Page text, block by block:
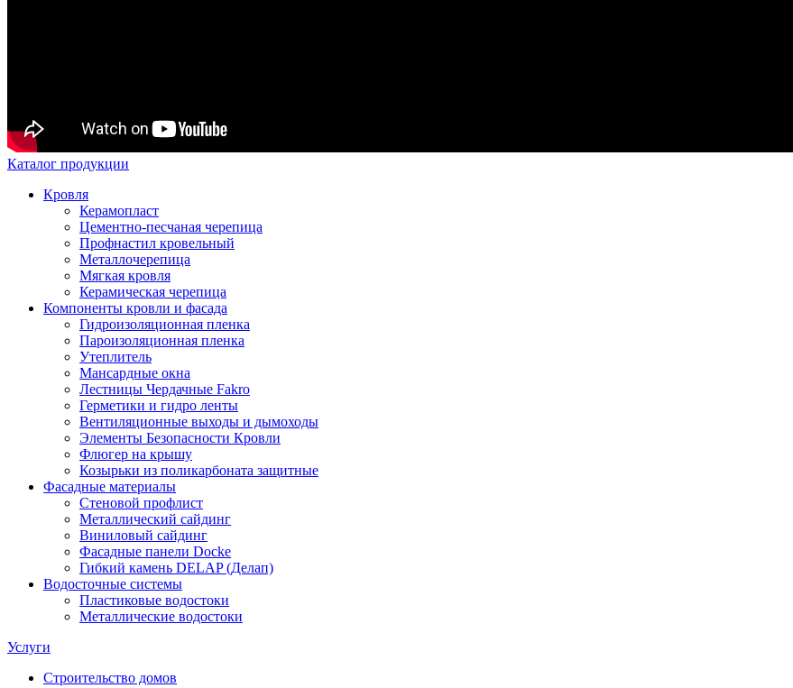
Каталог продукции
Кровля
Керамопласт
Цементно-песчаная черепица
Профнастил кровельный
Металлочерепица
Мягкая кровля
Керамическая черепица
Компоненты кровли и фасада
Гидроизоляционная пленка
Пароизоляционная пленка
Утеплитель
Мансардные окна
Лестницы Чердачные Fakro
Герметики и гидро ленты
Вентиляционные выходы и дымоходы
Элементы Безопасности Кровли
Флюгер на крышу
Козырьки из поликарбоната защитные
Фасадные материалы
Стеновой профлист
Металлический сайдинг
Виниловый сайдинг
Фасадные панели Docke
Гибкий камень DELAP (Делап)
Водосточные системы
Пластиковые водостоки
Металлические водостоки
Услуги
Строительство домов